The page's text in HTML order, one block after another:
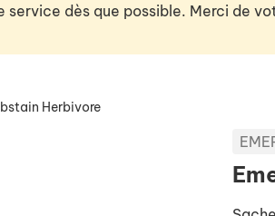
dès que possible. Merci de
Herbivore